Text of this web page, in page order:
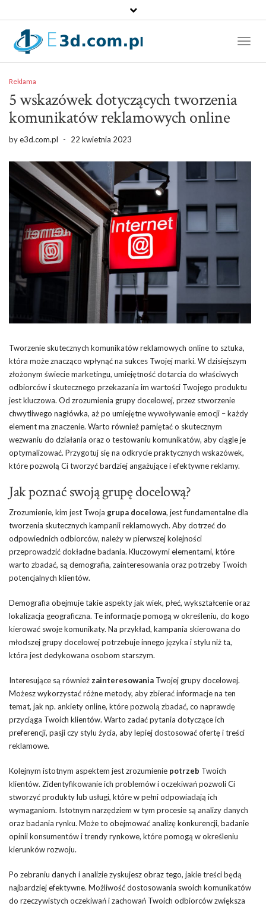
Reklama
5 wskazówek dotyczących tworzenia
komunikatów reklamowych online
bye3d.com.pl - 22 kwietnia 2023
Tworzenie skutecznych komunikatów reklamowych online to sztuka,
która może znacząco wpłynąć na sukces Twojej marki. W dzisiejszym
złożonym świecie marketingu, umiejętność dotarcia do właściwych
odbiorców i skutecznego przekazania im wartości Twojego produktu
jest kluczowa. Od zrozumienia grupy docelowej, przez stworzenie
chwytliwego nagłówka, aż po umiejętne wywoływanie emocji – każdy
element ma znaczenie. Warto również pamiętać o skutecznym
wezwaniu do działania oraz o testowaniu komunikatów, aby ciągle je
optymalizować. Przygotuj się na odkrycie praktycznych wskazówek,
które pozwolą Ci tworzyć bardziej angażujące i efektywne reklamy.
Jak poznać swoją grupę docelową?
Zrozumienie, kim jest Twoja grupa docelowa, jest fundamentalne dla
tworzenia skutecznych kampanii reklamowych. Aby dotrzeć do
odpowiednich odbiorców, należy w pierwszej kolejności
przeprowadzić dokładne badania. Kluczowymi elementami, które
warto zbadać, są demografia, zainteresowania oraz potrzeby Twoich
potencjalnych klientów.
Demografia obejmuje takie aspekty jak wiek, płeć, wykształcenie oraz
lokalizacja geograficzna. Te informacje pomogą w określeniu, do kogo
kierować swoje komunikaty. Na przykład, kampania skierowana do
młodszej grupy docelowej potrzebuje innego języka i stylu niż ta,
która jest dedykowana osobom starszym.
Interesujące są również zainteresowania Twojej grupy docelowej.
Możesz wykorzystać różne metody, aby zbierać informacje na ten
temat, jak np. ankiety online, które pozwolą zbadać, co naprawdę
przyciąga Twoich klientów. Warto zadać pytania dotyczące ich
preferencji, pasji czy stylu życia, aby lepiej dostosować ofertę i treści
reklamowe.
Kolejnym istotnym aspektem jest zrozumienie potrzeb Twoich
klientów. Zidentyfikowanie ich problemów i oczekiwań pozwoli Ci
stworzyć produkty lub usługi, które w pełni odpowiadają ich
wymaganiom. Istotnym narzędziem w tym procesie są analizy danych
oraz badania rynku. Może to obejmować analizę konkurencji, badanie
opinii konsumentów i trendy rynkowe, które pomogą w określeniu
kierunków rozwoju.
Po zebraniu danych i analizie zyskujesz obraz tego, jakie treści będą
najbardziej efektywne. Możliwość dostosowania swoich komunikatów
do rzeczywistych oczekiwań i zachowań Twoich odbiorców zwiększa